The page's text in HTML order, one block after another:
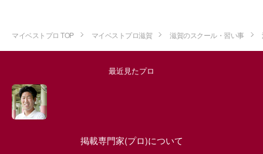
マイベストプロ TOP マイベストプロ滋賀 滋賀のスクール・習い事
最近見たプロ
掲載専門家(プロ)について